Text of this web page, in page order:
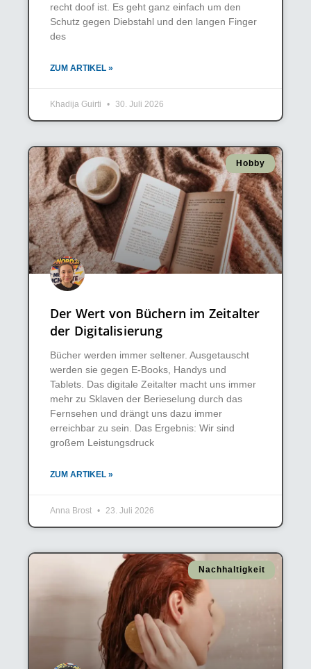
recht doof ist. Es geht ganz einfach um den
Schutz gegen Diebstahl und den langen Finger
des
ZUM ARTIKEL »
Khadija Guirti 30. Juli 2026
Hobby
Der Wert von Büchern im Zeitalter
der Digitalisierung
Bücher werden immer seltener. Ausgetauscht
werden sie gegen E-Books, Handys und
Tablets. Das digitale Zeitalter macht uns immer
mehr zu Sklaven der Berieselung durch das
Fernsehen und drängt uns dazu immer
erreichbar zu sein. Das Ergebnis: Wir sind
großem Leistungsdruck
ZUM ARTIKEL »
Anna Brost 23. Juli 2026
Nachhaltigkeit